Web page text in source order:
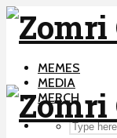
MEMES
MEDIA
MERCH